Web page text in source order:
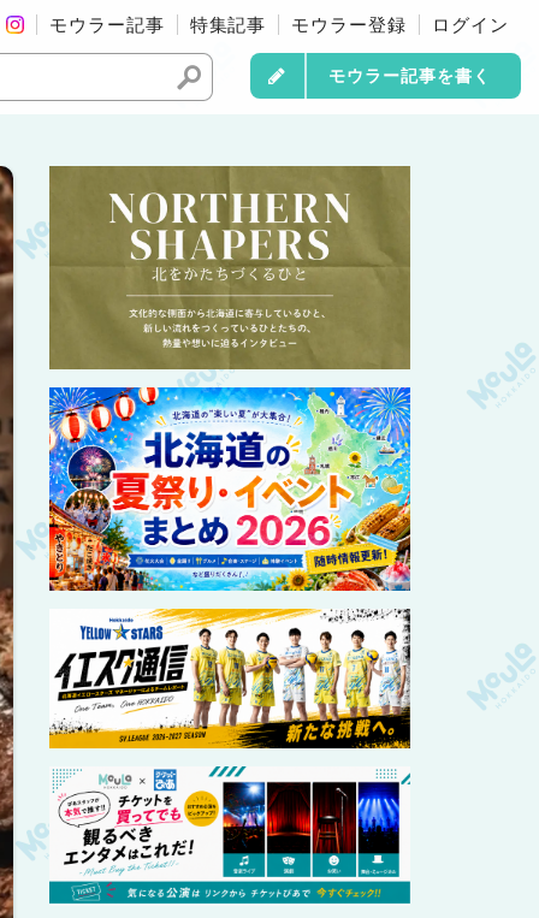
モウラー記事 特集記事 モウラー登録 ログイン
モウラー記事を書く